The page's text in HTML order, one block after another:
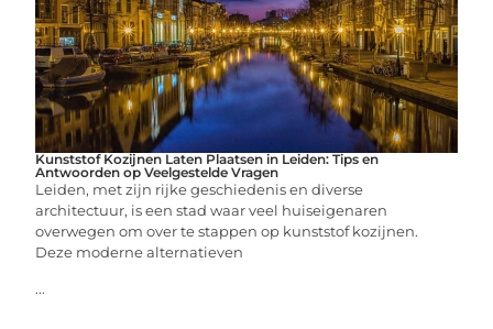
Kunststof Kozijnen Laten Plaatsen in Leiden: Tips en
Antwoorden op Veelgestelde Vragen
Leiden, met zijn rijke geschiedenis en diverse
architectuur, is een stad waar veel huiseigenaren
overwegen om over te stappen op kunststof kozijnen.
Deze moderne alternatieven
...